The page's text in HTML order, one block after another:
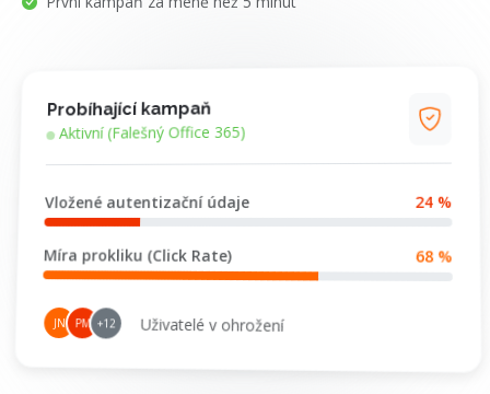
Probíhající kampaň
Aktivní (Falešný Office 365)
Vložené autentizační údaje 24 %
Míra prokliku (Click Rate) 68 %
JN PM +12 Uživatelé v ohrožení